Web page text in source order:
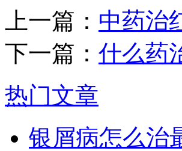
上一篇： 中药治
下一篇： 什么药
热门文章
银屑病怎么治